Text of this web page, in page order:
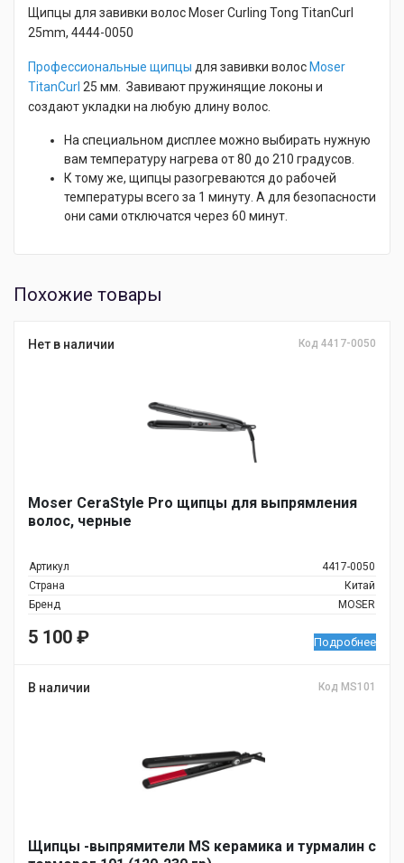
Щипцы для завивки волос Moser Curling Tong TitanCurl
25mm, 4444-0050
Профессиональные щипцы для завивки волос Moser
TitanCurl 25 мм. Завивают пружинящие локоны и
создают укладки на любую длину волос.
На специальном дисплее можно выбирать нужную
вам температуру нагрева от 80 до 210 градусов.
К тому же, щипцы разогреваются до рабочей
температуры всего за 1 минуту. А для безопасности
они сами отключатся через 60 минут.
Похожие товары
Нет в наличии Код 4417-0050
Moser CeraStyle Pro щипцы для выпрямления
волос, черные
Артикул
4417-0050
Страна
Китай
Бренд
MOSER
5 100 ₽ Подробнее
В наличии Код MS101
Щипцы -выпрямители MS керамика и турмалин c